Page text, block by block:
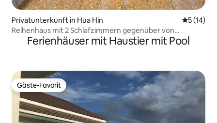
Privatunterkunft in Hua Hin
5 (14)
Reihenhaus mit 2 Schlafzimmern gegenüber von
Marrakesch
Ferienhäuser mit Haustier mit Pool
Gäste-Favorit
Gäste-Favorit